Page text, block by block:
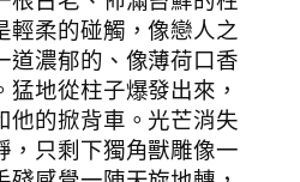
輕柔的碰觸，像戀人之
道濃郁的、像薄荷口香
地從柱子爆發出來，
他的掀背車。光芒消失
，只剩下獨角獸雕像一